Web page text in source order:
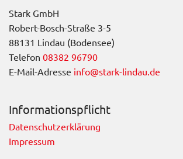
Stark GmbH
Robert-Bosch-Straße 3-5
88131 Lindau (Bodensee)
Telefon 08382 96790
E-Mail-Adresse info@stark-lindau.de
Informationspflicht
Datenschutzerklärung
Impressum